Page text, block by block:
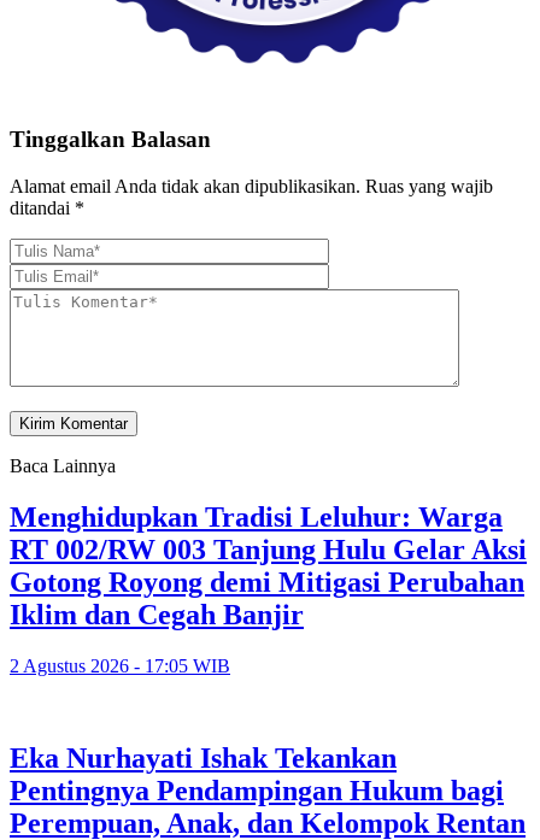
Tinggalkan Balasan
Alamat email Anda tidak akan dipublikasikan. Ruas yang wajib
ditandai *
Baca Lainnya
Menghidupkan Tradisi Leluhur: Warga
RT 002/RW 003 Tanjung Hulu Gelar Aksi
Gotong Royong demi Mitigasi Perubahan
Iklim dan Cegah Banjir
2 Agustus 2026 - 17:05 WIB
Eka Nurhayati Ishak Tekankan
Pentingnya Pendampingan Hukum bagi
Perempuan, Anak, dan Kelompok Rentan